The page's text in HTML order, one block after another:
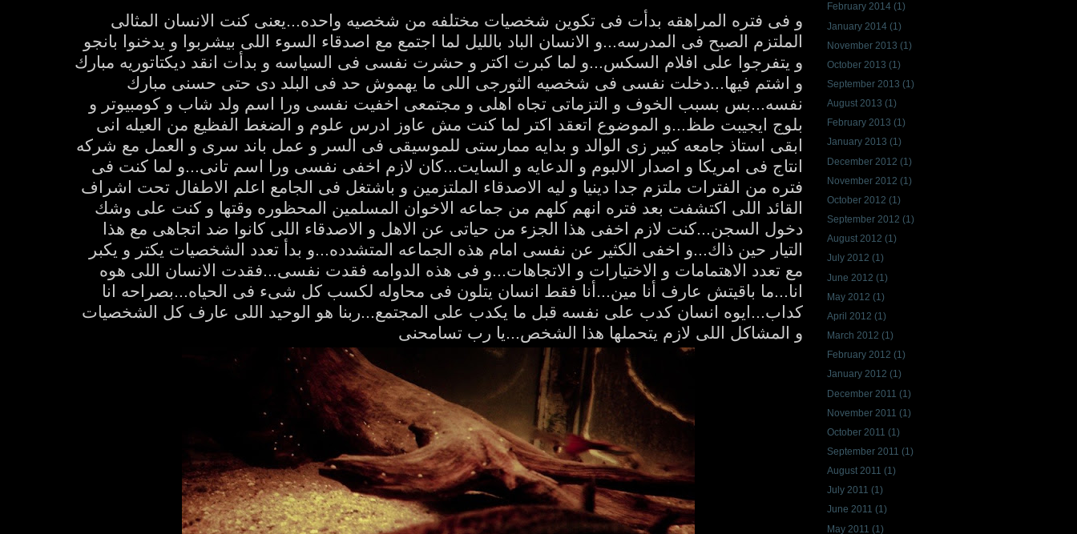
و فى فتره المراهقه بدأت فى تكوين شخصيات مختلفه من شخصيه واحده...يعنى كنت الانسان المثالى
الملتزم الصبح فى المدرسه...و الانسان الباد بالليل لما اجتمع مع اصدقاء السوء اللى بيشربوا و يدخنوا بانجو
و يتفرجوا على افلام السكس...و لما كبرت اكتر و حشرت نفسى فى السياسه و بدأت انقد ديكتاتوريه مبارك
و اشتم فيها...دخلت نفسى فى شخصيه الثورجى اللى ما يهموش حد فى البلد دى حتى حسنى مبارك
نفسه...بس بسبب الخوف و التزماتى تجاه اهلى و مجتمعى اخفيت نفسى ورا اسم ولد شاب و كومبيوتر و
بلوج ايجيبت طظ...و الموضوع اتعقد اكتر لما كنت مش عاوز ادرس علوم و الضغط الفظيع من العيله انى
ابقى استاذ جامعه كبير زى الوالد و بدايه ممارستى للموسيقى فى السر و عمل باند سرى و العمل مع شركه
انتاج فى امريكا و اصدار الالبوم و الدعايه و السايت...كان لازم اخفى نفسى ورا اسم تانى...و لما كنت فى
فتره من الفترات ملتزم جدا دينيا و ليه الاصدقاء الملتزمين و باشتغل فى الجامع اعلم الاطفال تحت اشراف
القائد اللى اكتشفت بعد فتره انهم كلهم من جماعه الاخوان المسلمين المحظوره وقتها و كنت على وشك
دخول السجن...كنت لازم اخفى هذا الجزء من حياتى عن الاهل و الاصدقاء اللى كانوا ضد اتجاهى مع هذا
التيار حين ذاك...و اخفى الكثير عن نفسى امام هذه الجماعه المتشدده...و بدأ تعدد الشخصيات يكتر و يكبر
مع تعدد الاهتمامات و الاختيارات و الاتجاهات...و فى هذه الدوامه فقدت نفسى...فقدت الانسان اللى هوه
انا...ما باقيتش عارف أنا مين...أنا فقط انسان يتلون فى محاوله لكسب كل شىء فى الحياه...بصراحه انا
كداب...ايوه انسان كدب على نفسه قبل ما يكدب على المجتمع...ربنا هو الوحيد اللى عارف كل الشخصيات
و المشاكل اللى لازم يتحملها هذا الشخص...يا رب تسامحنى
February 2014 (1)
January 2014 (1)
November 2013 (1)
October 2013 (1)
September 2013 (1)
August 2013 (1)
February 2013 (1)
January 2013 (1)
December 2012 (1)
November 2012 (1)
October 2012 (1)
September 2012 (1)
August 2012 (1)
July 2012 (1)
June 2012 (1)
May 2012 (1)
April 2012 (1)
March 2012 (1)
February 2012 (1)
January 2012 (1)
December 2011 (1)
November 2011 (1)
October 2011 (1)
September 2011 (1)
August 2011 (1)
July 2011 (1)
June 2011 (1)
May 2011 (1)